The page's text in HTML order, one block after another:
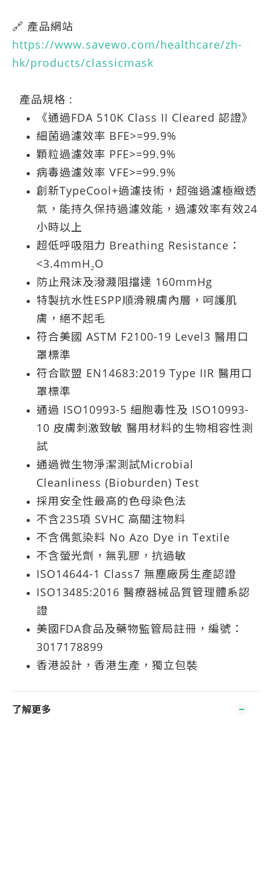
🔗 產品網站
https://www.savewo.com/healthcare/zh-
hk/products/classicmask
產品規格 :
《通過FDA 510K Class II Cleared 認證》
細菌過濾效率 BFE>=99.9%
顆粒過濾效率 PFE>=99.9%
病毒過濾效率 VFE>=99.9%
創新TypeCool+過濾技術，超強過濾極緻透
氣，能持久保持過濾效能，過濾效率有效24
小時以上
超低呼吸阻力 Breathing Resistance：
<3.4mmH₂O
防止飛沫及潑濺阻擋達 160mmHg
特製抗水性ESPP順滑親膚內層，呵護肌
膚，絕不起毛
符合美國 ASTM F2100-19 Level3 醫用口
罩標準
符合歐盟 EN14683:2019 Type IIR 醫用口
罩標準
通過 ISO10993-5 細胞毒性及 ISO10993-
10 皮膚刺激致敏 醫用材料的生物相容性測
試
通過微生物淨潔測試Microbial
Cleanliness (Bioburden) Test
採用安全性最高的色母染色法
不含235項 SVHC 高關注物料
不含偶氮染料 No Azo Dye in Textile
不含螢光劑，無乳膠，抗過敏
ISO14644-1 Class7 無塵廠房生產認證
ISO13485:2016 醫療器械品質管理體系認
證
美國FDA食品及藥物監管局註冊，編號：
3017178899
香港設計，香港生產，獨立包裝
了解更多